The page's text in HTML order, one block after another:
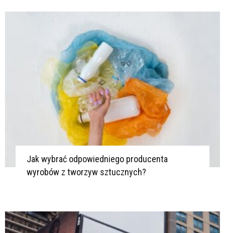
Jak wybrać odpowiedniego producenta
wyrobów z tworzyw sztucznych?